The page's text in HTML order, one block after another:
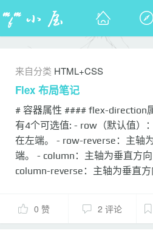
来自分类 HTML+CSS
Flex 布局笔记
# 容器属性 #### flex-direction
有4个可选值: - row（默认值）
在左端。 - row-reverse：主轴
端。 - column：主轴为垂直方
column-reverse：主轴为垂直
可选值: - nowrap（默认）：不
一行在上方。 - wrap-reverse：
0 赞 2 评论